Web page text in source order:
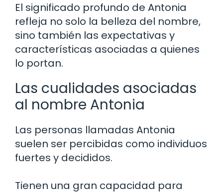
El significado profundo de Antonia
refleja no solo la belleza del nombre,
sino también las expectativas y
características asociadas a quienes
lo portan.
Las cualidades asociadas
al nombre Antonia
Las personas llamadas Antonia
suelen ser percibidas como individuos
fuertes y decididos.
Tienen una gran capacidad para